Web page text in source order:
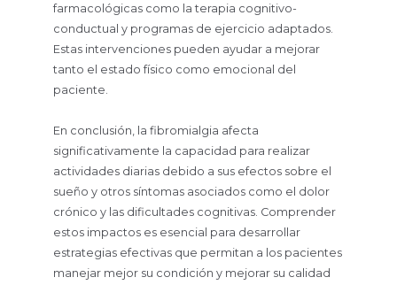
farmacológicas como la terapia cognitivo-
conductual y programas de ejercicio adaptados.
Estas intervenciones pueden ayudar a mejorar
tanto el estado físico como emocional del
paciente.
En conclusión, la fibromialgia afecta
significativamente la capacidad para realizar
actividades diarias debido a sus efectos sobre el
sueño y otros síntomas asociados como el dolor
crónico y las dificultades cognitivas. Comprender
estos impactos es esencial para desarrollar
estrategias efectivas que permitan a los pacientes
manejar mejor su condición y mejorar su calidad